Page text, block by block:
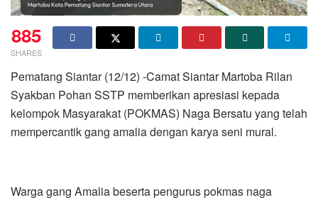
885
SHARES
Pematang Siantar (12/12) -Camat Siantar Martoba Rilan
Syakban Pohan SSTP memberikan apresiasi kepada
kelompok Masyarakat (POKMAS) Naga Bersatu yang telah
mempercantik gang amalia dengan karya seni mural.
Warga gang Amalia beserta pengurus pokmas naga